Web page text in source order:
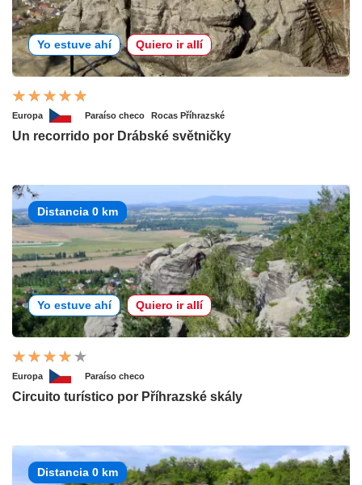
Yo estuve ahí Quiero ir allí
Europa Paraíso checo Rocas Příhrazské
Un recorrido por Drábské světničky
Distancia 0 km
Yo estuve ahí Quiero ir allí
Europa Paraíso checo
Circuito turístico por Příhrazské skály
Distancia 0 km